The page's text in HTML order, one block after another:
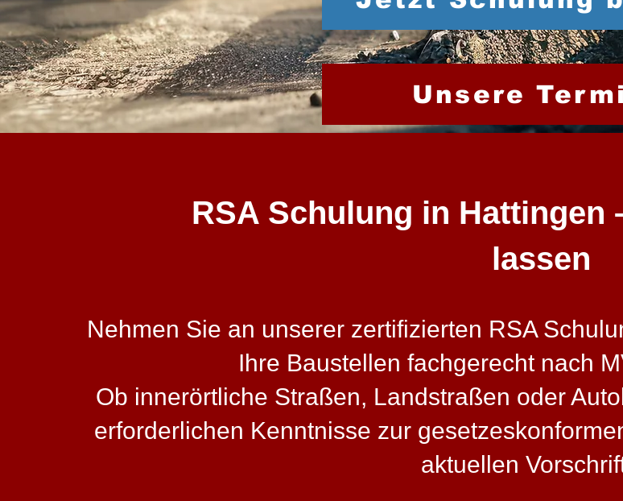
Unsere
RSA Schulung in Hattingen
lassen
Nehmen Sie an unserer zertifizierten RSA
Ihre Baustellen fachgerecht nach
Ob innerörtliche Straßen, Landstraßen oder
erforderlichen Kenntnisse zur
aktuellen